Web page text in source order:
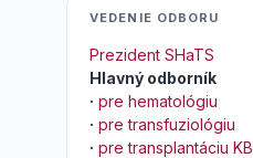
VEDENIE ODBORU
Prezident SHaTS
Hlavný odborník
· pre hematológiu
· pre transfuziológiu
· pre transplantáciu KB